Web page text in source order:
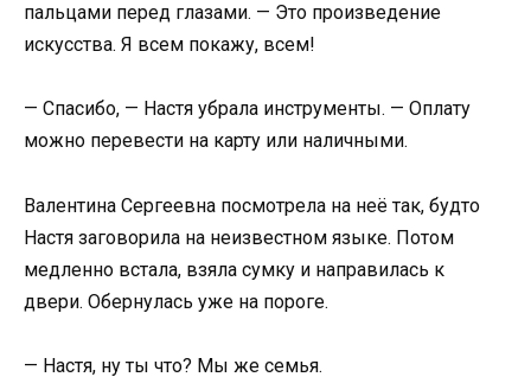
пальцами перед глазами. — Это произведение
искусства. Я всем покажу, всем!
— Спасибо, — Настя убрала инструменты. — Оплату
можно перевести на карту или наличными.
Валентина Сергеевна посмотрела на неё так, будто
Настя заговорила на неизвестном языке. Потом
медленно встала, взяла сумку и направилась к
двери. Обернулась уже на пороге.
— Настя, ну ты что? Мы же семья.